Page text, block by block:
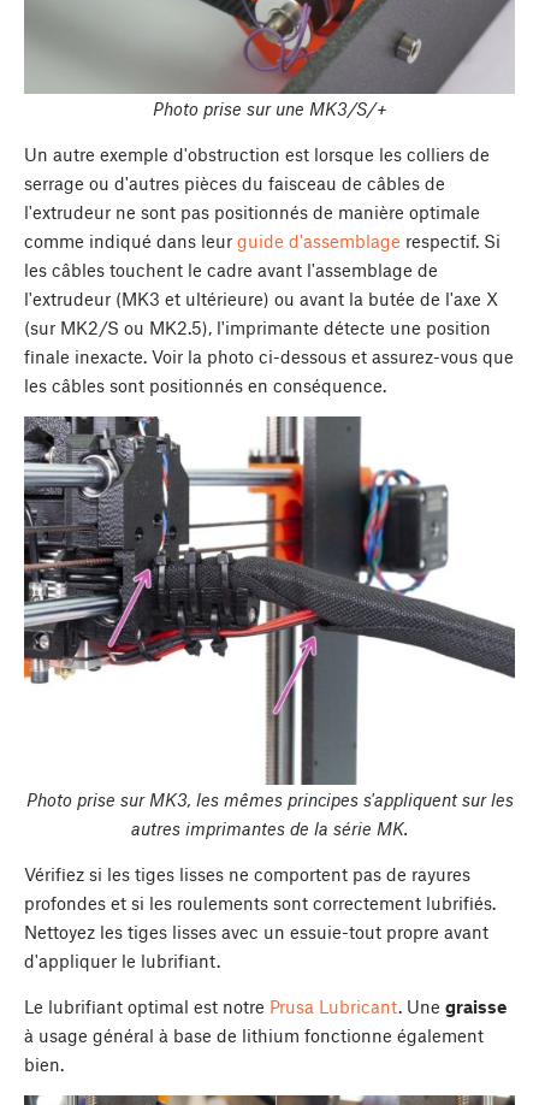
Photo prise sur une MK3/S/+
Un autre exemple d'obstruction est lorsque les colliers de
serrage ou d'autres pièces du faisceau de câbles de
l'extrudeur ne sont pas positionnés de manière optimale
comme indiqué dans leur guide d'assemblage respectif. Si
les câbles touchent le cadre avant l'assemblage de
l'extrudeur (MK3 et ultérieure) ou avant la butée de l'axe X
(sur MK2/S ou MK2.5), l'imprimante détecte une position
finale inexacte. Voir la photo ci-dessous et assurez-vous que
les câbles sont positionnés en conséquence.
Photo prise sur MK3, les mêmes principes s'appliquent sur les
autres imprimantes de la série MK.
Vérifiez si les tiges lisses ne comportent pas de rayures
profondes et si les roulements sont correctement lubrifiés.
Nettoyez les tiges lisses avec un essuie-tout propre avant
d'appliquer le lubrifiant.
Le lubrifiant optimal est notre Prusa Lubricant. Une graisse
à usage général à base de lithium fonctionne également
bien.